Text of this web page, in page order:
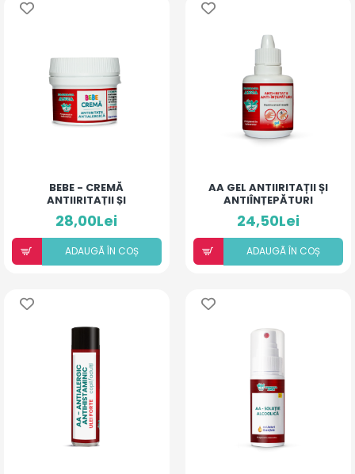
BEBE - CREMĂ
ANTIIRITAȚII ȘI
ANTIALERGICĂ
28,00Lei
ADAUGÃ ÎN COȘ
AA GEL ANTIIRITAȚII ȘI
ANTIÎNȚEPĂTURI
PENTRU ARSURI MEDII
24,50Lei
ADAUGÃ ÎN COȘ